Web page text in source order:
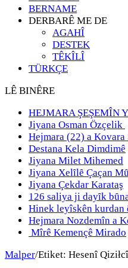
BERNAME
DERBARÊ ME DE
AGAHÎ
DESTEK
TÊKÎLÎ
TÜRKÇE
LÊ BINÊRE
HEJMARA ŞEŞEMÎN
Jiyana Osman Özçelik
Hejmara (22) a Kovara
Destana Kela Dimdimê
Jiyana Milet Mihemed
Jiyana Xelȋlȇ Çaçan
Jiyana Çekdar Karataş
126 saliya ji dayȋk
Hinek leyîskên kurdan
Hejmara Nozdemîn a
Mîrê Kemençê Mirado
Malper/Etiket: Hesenî Qiziłcî